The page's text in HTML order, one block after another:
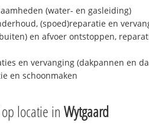
(water- en gasleiding)
(spoed)reparatie en
en afvoer ontstoppen,
en vervanging (dakpannen en
en schoonmaken
locatie in Wytgaard